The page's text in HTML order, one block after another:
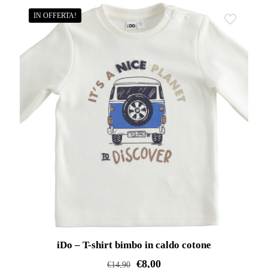
prodotto
ha
varianti.
Le
opzioni
possono
essere
scelte
nella
IN OFFERTA!
iDo – T-shirt bimbo in caldo cotone
€14,90 €8,00